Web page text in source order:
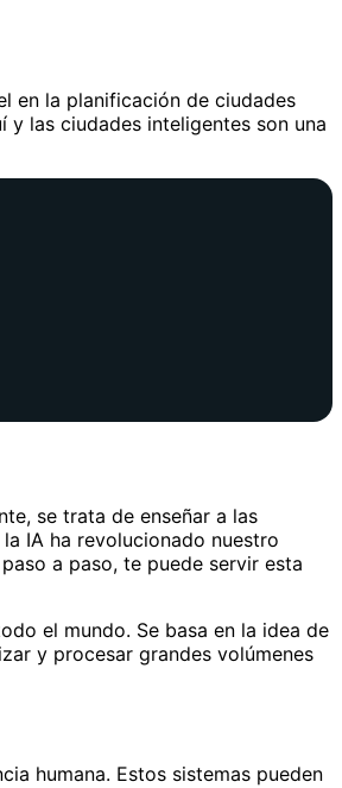
en la planificación de ciudades
y las ciudades inteligentes son una
se trata de enseñar a las
IA ha revolucionado nuestro
a paso, te puede servir esta
el mundo. Se basa en la idea de
y procesar grandes volúmenes
humana. Estos sistemas pueden